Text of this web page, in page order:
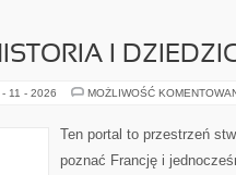
I
- 11 - 2026 MOŻLIWOŚĆ
Ten portal to przestrzeń
poznać Francję i